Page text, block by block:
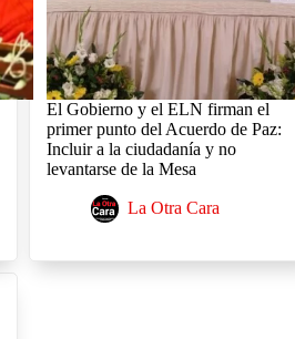
El Gobierno y el ELN firman el
primer punto del Acuerdo de Paz:
Incluir a la ciudadanía y no
levantarse de la Mesa
La Otra Cara